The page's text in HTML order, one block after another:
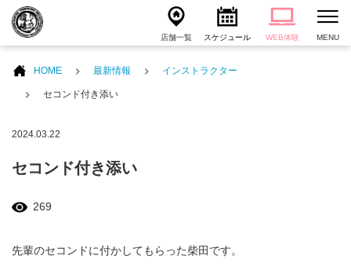
店舗一覧 スケジュール WEB体験 MENU
HOME 最新情報 インストラクター
セコンド付き添い
2024.03.22
セコンド付き添い
269
先輩のセコンドに付かしてもらった柴田です。